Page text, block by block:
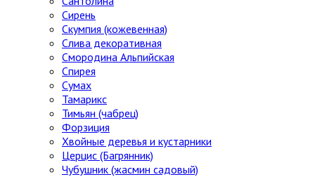
Сирень
Скумпия (кожевенная)
Слива декоративная
Смородина Альпийская
Спирея
Сумах
Тамарикс
Тимьян (чабрец)
Форзиция
Хвойные деревья и кустарники
Церцис (Багрянник)
Чубушник (жасмин садовый)